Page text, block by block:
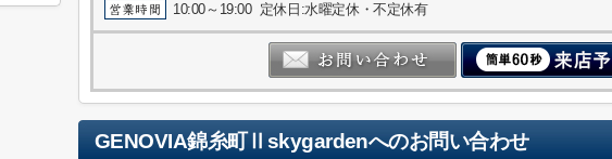
10:00～19:00 定休日:水曜定休・不定休有
GENOVIA錦糸町Ⅱskygardenへのお問い合わせ